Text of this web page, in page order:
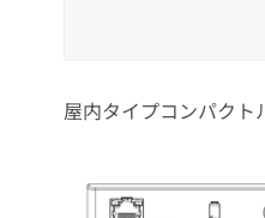
屋内タイプコンパクト